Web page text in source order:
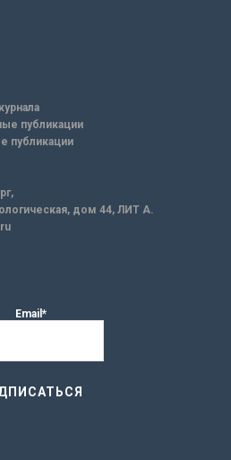
публикации
публикации
дом 44, ЛИТ А.
Email*